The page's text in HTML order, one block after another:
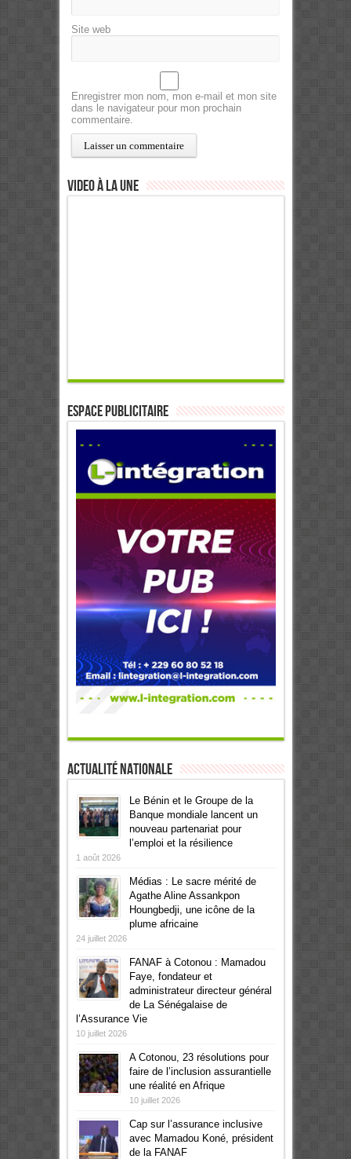
Site web
Enregistrer mon nom, mon e-mail et mon site
dans le navigateur pour mon prochain
commentaire.
Video à la Une
ESPACE PUBLICITAIRE
Actualité Nationale
Le Bénin et le Groupe de la
Banque mondiale lancent un
nouveau partenariat pour
l’emploi et la résilience
1 août 2026
Médias : Le sacre mérité de
Agathe Aline Assankpon
Houngbedji, une icône de la
plume africaine
24 juillet 2026
FANAF à Cotonou : Mamadou
Faye, fondateur et
administrateur directeur général
de La Sénégalaise de
l’Assurance Vie
10 juillet 2026
A Cotonou, 23 résolutions pour
faire de l’inclusion assurantielle
une réalité en Afrique
10 juillet 2026
Cap sur l’assurance inclusive
avec Mamadou Koné, président
de la FANAF